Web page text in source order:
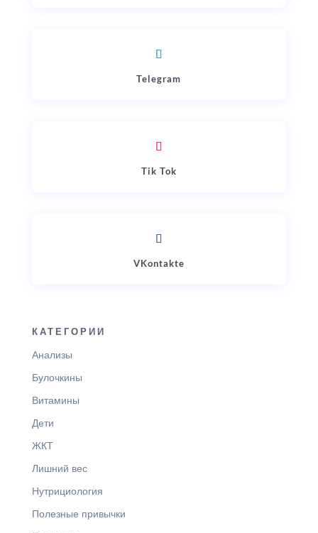
Telegram
Tik Tok
VKontakte
КАТЕГОРИИ
Анализы
Булочкины
Витамины
Дети
ЖКТ
Лишний вес
Нутрициология
Полезные привычки